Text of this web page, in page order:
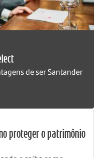
de ser Santander
proteger o patrimônio